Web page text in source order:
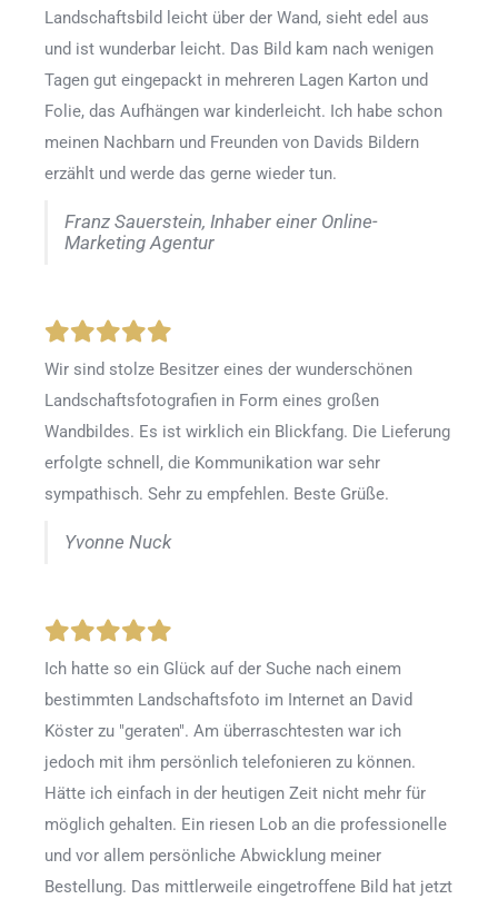
Landschaftsbild leicht über der Wand, sieht edel aus
und ist wunderbar leicht. Das Bild kam nach wenigen
Tagen gut eingepackt in mehreren Lagen Karton und
Folie, das Aufhängen war kinderleicht. Ich habe schon
meinen Nachbarn und Freunden von Davids Bildern
erzählt und werde das gerne wieder tun.
Franz Sauerstein, Inhaber einer Online-
Marketing Agentur
Wir sind stolze Besitzer eines der wunderschönen
Landschaftsfotografien in Form eines großen
Wandbildes. Es ist wirklich ein Blickfang. Die Lieferung
erfolgte schnell, die Kommunikation war sehr
sympathisch. Sehr zu empfehlen. Beste Grüße.
Yvonne Nuck
Ich hatte so ein Glück auf der Suche nach einem
bestimmten Landschaftsfoto im Internet an David
Köster zu "geraten". Am überraschtesten war ich
jedoch mit ihm persönlich telefonieren zu können.
Hätte ich einfach in der heutigen Zeit nicht mehr für
möglich gehalten. Ein riesen Lob an die professionelle
und vor allem persönliche Abwicklung meiner
Bestellung. Das mittlerweile eingetroffene Bild hat jetzt